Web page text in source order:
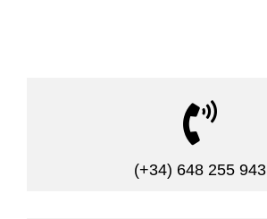

(+34) 648 255 943